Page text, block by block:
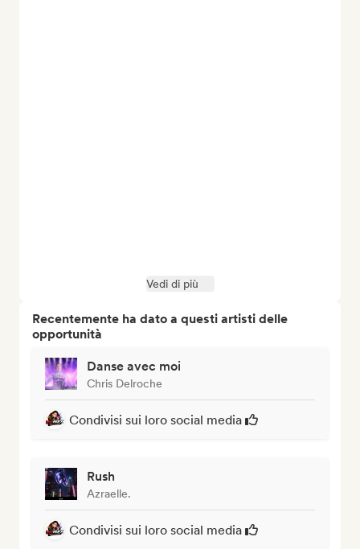
Vedi di più
Recentemente ha dato a questi artisti delle
opportunità
Danse avec moi
Chris Delroche
Condivisi sui loro social media
Rush
Azraelle.
Condivisi sui loro social media